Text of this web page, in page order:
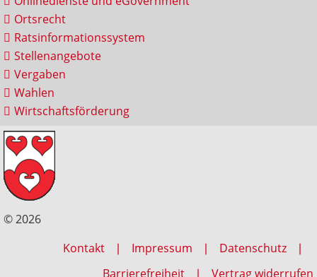
Ortsrecht
Ratsinformationssystem
Stellenangebote
Vergaben
Wahlen
Wirtschaftsförderung
© 2026
Kontakt
Impressum
Datenschutz
Barrierefreiheit
Vertrag widerrufen